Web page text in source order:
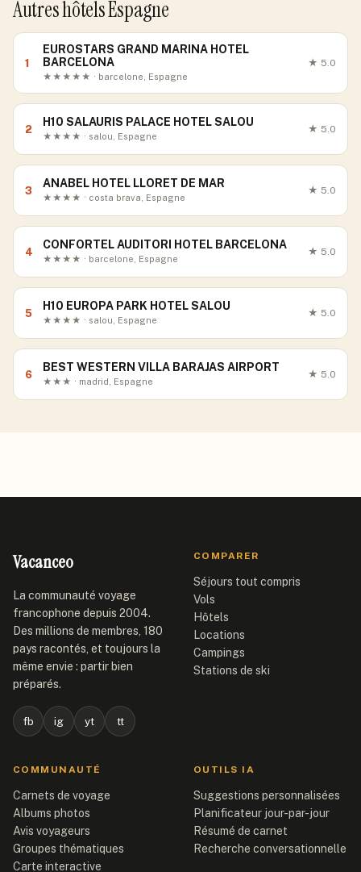
Autres hôtels Espagne
1
EUROSTARS GRAND MARINA HOTEL
BARCELONA
★★★★★ · barcelone, Espagne
★ 5.0
2
H10 SALAURIS PALACE HOTEL SALOU
★★★★ · salou, Espagne
★ 5.0
3
ANABEL HOTEL LLORET DE MAR
★★★★ · costa brava, Espagne
★ 5.0
4
CONFORTEL AUDITORI HOTEL BARCELONA
★★★★ · barcelone, Espagne
★ 5.0
5
H10 EUROPA PARK HOTEL SALOU
★★★★ · salou, Espagne
★ 5.0
6
BEST WESTERN VILLA BARAJAS AIRPORT
★★★ · madrid, Espagne
★ 5.0
Vacanceo
La communauté voyage
francophone depuis 2004.
Des millions de membres, 180
pays racontés, et toujours la
même envie : partir bien
préparés.
fb ig yt tt
COMPARER
Séjours tout compris
Vols
Hôtels
Locations
Campings
Stations de ski
COMMUNAUTÉ
Carnets de voyage
Albums photos
Avis voyageurs
Groupes thématiques
Carte interactive
OUTILS IA
Suggestions personnalisées
Planificateur jour-par-jour
Résumé de carnet
Recherche conversationnelle